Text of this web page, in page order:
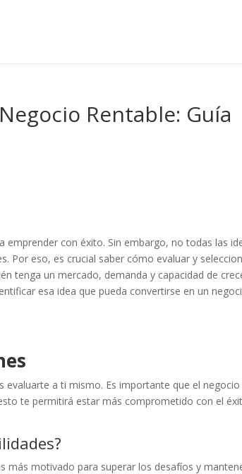
Rentable: Guía
emprender con éxito. Sin embargo, no todas las
Por eso, es crucial saber cómo evaluar y
tenga un mercado, demanda y capacidad de
esa idea que pueda convertirse en un
evaluarte a ti mismo. Es importante que el negocio
te permitirá estar más comprometido con el
más motivado para superar los desafíos y